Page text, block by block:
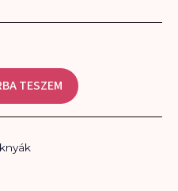
TESZEM